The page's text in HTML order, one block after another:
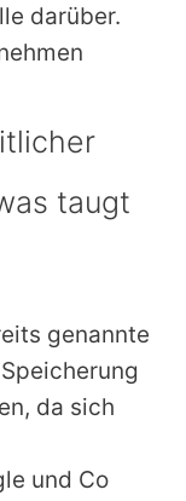
darüber.
taugt
genannte
da sich
und Co